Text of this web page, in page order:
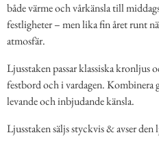
både värme och vårkänsla till
festligheter – men lika fin året runt
atmosfär.
Ljusstaken passar klassiska kronljus
festbord och i vardagen. Kombinera
levande och inbjudande känsla.
Ljusstaken säljs styckvis & avser